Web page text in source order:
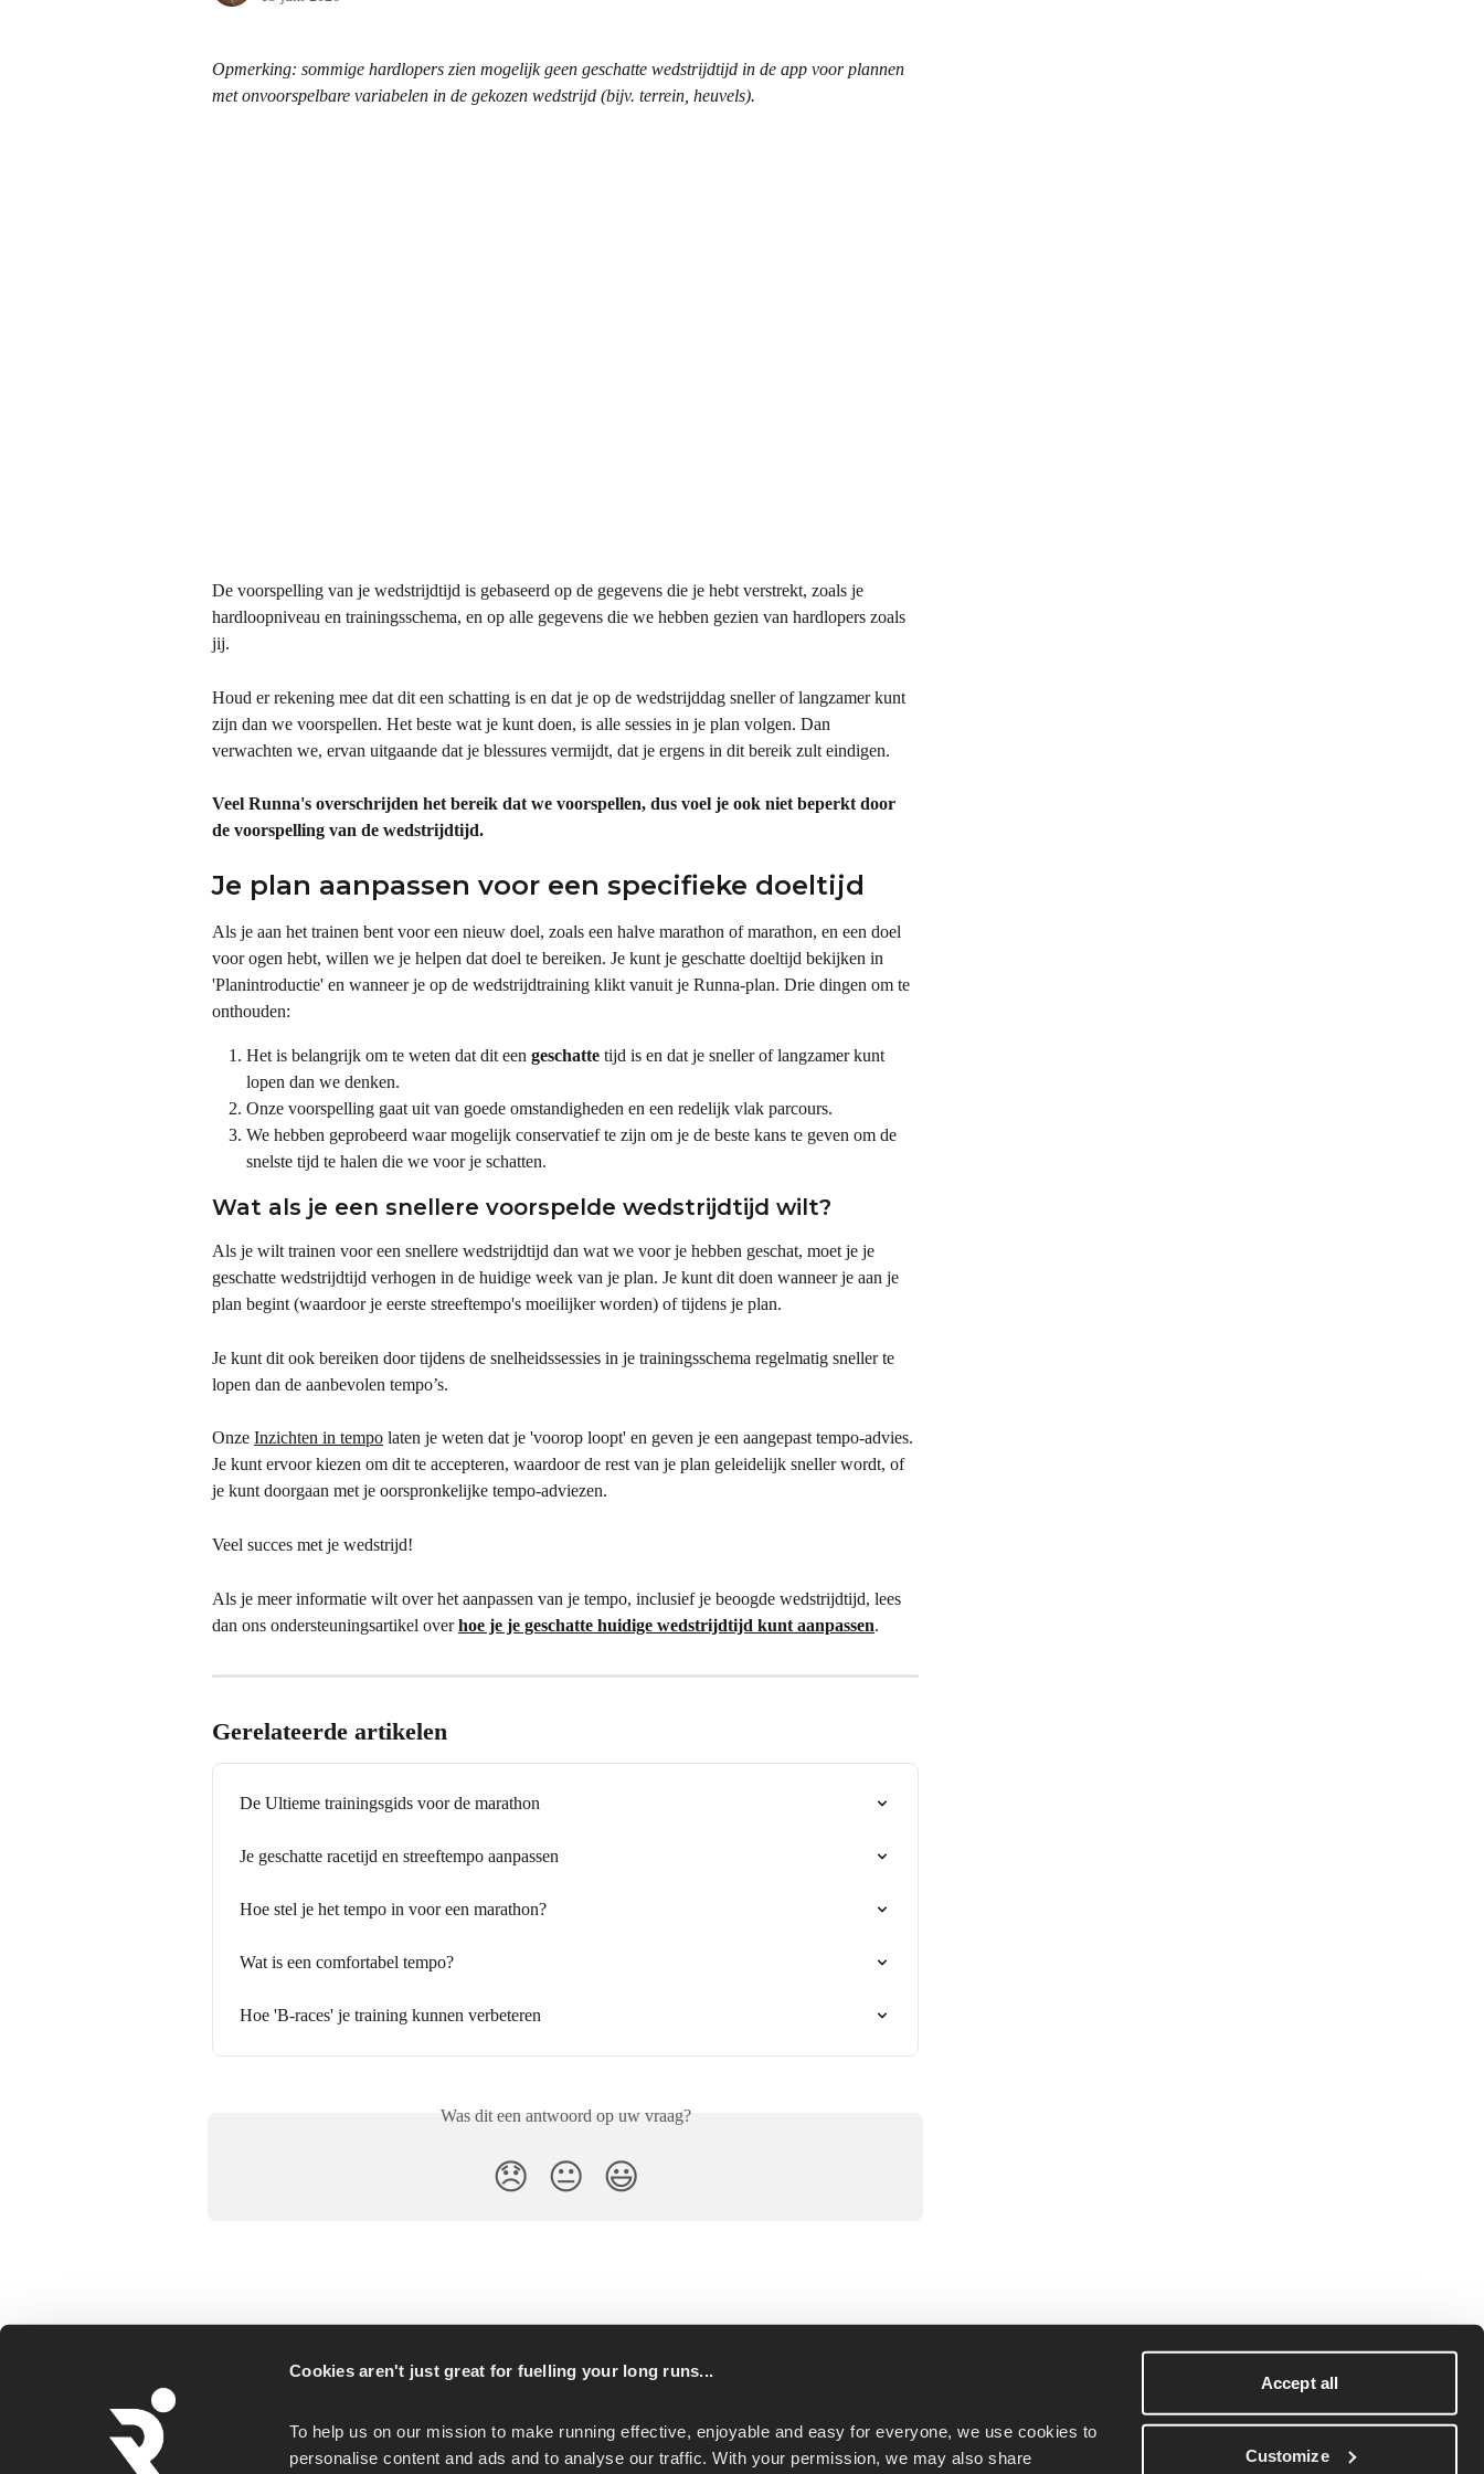
Cookies aren't just great for fuelling your long runs...
To help us on our mission to make running effective, enjoyable and easy for everyone, we use cookies to
personalise content and ads and to analyse our traffic. With your permission, we may also share
Accept all
Customize
Opmerking: sommige hardlopers zien mogelijk geen geschatte wedstrijdtijd in de app voor plannen
met onvoorspelbare variabelen in de gekozen wedstrijd (bijv. terrein, heuvels).
De voorspelling van je wedstrijdtijd is gebaseerd op de gegevens die je hebt verstrekt, zoals je
hardloopniveau en trainingsschema, en op alle gegevens die we hebben gezien van hardlopers zoals
jij.
Houd er rekening mee dat dit een schatting is en dat je op de wedstrijddag sneller of langzamer kunt
zijn dan we voorspellen. Het beste wat je kunt doen, is alle sessies in je plan volgen. Dan
verwachten we, ervan uitgaande dat je blessures vermijdt, dat je ergens in dit bereik zult eindigen.
Veel Runna's overschrijden het bereik dat we voorspellen, dus voel je ook niet beperkt door
de voorspelling van de wedstrijdtijd.
Je plan aanpassen voor een specifieke doeltijd
Als je aan het trainen bent voor een nieuw doel, zoals een halve marathon of marathon, en een doel
voor ogen hebt, willen we je helpen dat doel te bereiken. Je kunt je geschatte doeltijd bekijken in
'Planintroductie' en wanneer je op de wedstrijdtraining klikt vanuit je Runna-plan. Drie dingen om te
onthouden:
Het is belangrijk om te weten dat dit een geschatte tijd is en dat je sneller of langzamer kunt
lopen dan we denken.
Onze voorspelling gaat uit van goede omstandigheden en een redelijk vlak parcours.
We hebben geprobeerd waar mogelijk conservatief te zijn om je de beste kans te geven om de
snelste tijd te halen die we voor je schatten.
Wat als je een snellere voorspelde wedstrijdtijd wilt?
Als je wilt trainen voor een snellere wedstrijdtijd dan wat we voor je hebben geschat, moet je je
geschatte wedstrijdtijd verhogen in de huidige week van je plan. Je kunt dit doen wanneer je aan je
plan begint (waardoor je eerste streeftempo's moeilijker worden) of tijdens je plan.
Je kunt dit ook bereiken door tijdens de snelheidssessies in je trainingsschema regelmatig sneller te
lopen dan de aanbevolen tempo’s.
Onze Inzichten in tempo laten je weten dat je 'voorop loopt' en geven je een aangepast tempo-advies.
Je kunt ervoor kiezen om dit te accepteren, waardoor de rest van je plan geleidelijk sneller wordt, of
je kunt doorgaan met je oorspronkelijke tempo-adviezen.
Veel succes met je wedstrijd!
Als je meer informatie wilt over het aanpassen van je tempo, inclusief je beoogde wedstrijdtijd, lees
dan ons ondersteuningsartikel over hoe je je geschatte huidige wedstrijdtijd kunt aanpassen.
Gerelateerde artikelen
De Ultieme trainingsgids voor de marathon
Je geschatte racetijd en streeftempo aanpassen
Hoe stel je het tempo in voor een marathon?
Wat is een comfortabel tempo?
Hoe 'B-races' je training kunnen verbeteren
Was dit een antwoord op uw vraag?
😞 😐 😃
for everyday runners, whether you goal is a
first 5K or a faster marathon.